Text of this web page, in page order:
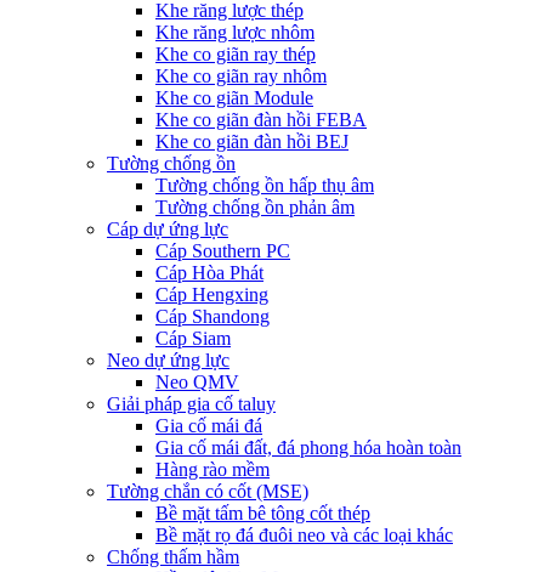
Khe răng lược thép
Khe răng lược nhôm
Khe co giãn ray thép
Khe co giãn ray nhôm
Khe co giãn Module
Khe co giãn đàn hồi FEBA
Khe co giãn đàn hồi BEJ
Tường chống ồn
Tường chống ồn hấp thụ âm
Tường chống ồn phản âm
Cáp dự ứng lực
Cáp Southern PC
Cáp Hòa Phát
Cáp Hengxing
Cáp Shandong
Cáp Siam
Neo dự ứng lực
Neo QMV
Giải pháp gia cố taluy
Gia cố mái đá
Gia cố mái đất, đá phong hóa hoàn toàn
Hàng rào mềm
Tường chắn có cốt (MSE)
Bề mặt tấm bê tông cốt thép
Bề mặt rọ đá đuôi neo và các loại khác
Chống thấm hầm